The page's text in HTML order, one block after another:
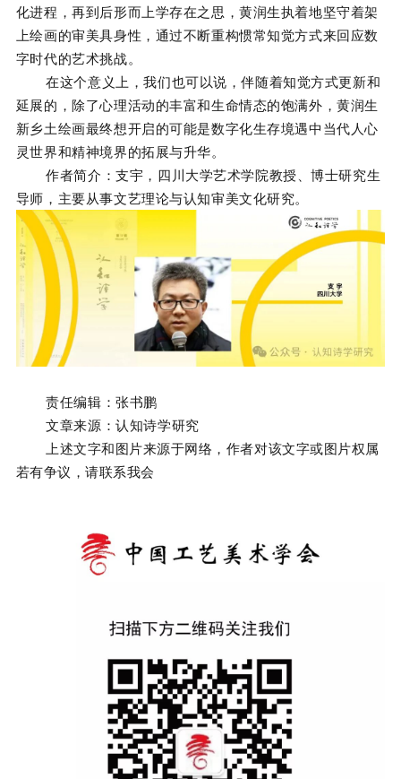
化进程，再到后形而上学存在之思，黄润生执着地坚守着架
上绘画的审美具身性，通过不断重构惯常知觉方式来回应数
字时代的艺术挑战。
在这个意义上，我们也可以说，伴随着知觉方式更新和
延展的，除了心理活动的丰富和生命情态的饱满外，黄润生
新乡土绘画最终想开启的可能是数字化生存境遇中当代人心
灵世界和精神境界的拓展与升华。
作者简介：支宇，四川大学艺术学院教授、博士研究生
导师，主要从事文艺理论与认知审美文化研究。
责任编辑：张书鹏
文章来源：认知诗学研究
上述文字和图片来源于网络，作者对该文字或图片权属
若有争议，请联系我会